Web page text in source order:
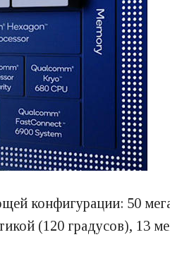
конфигурации: 50
(120 градусов), 13